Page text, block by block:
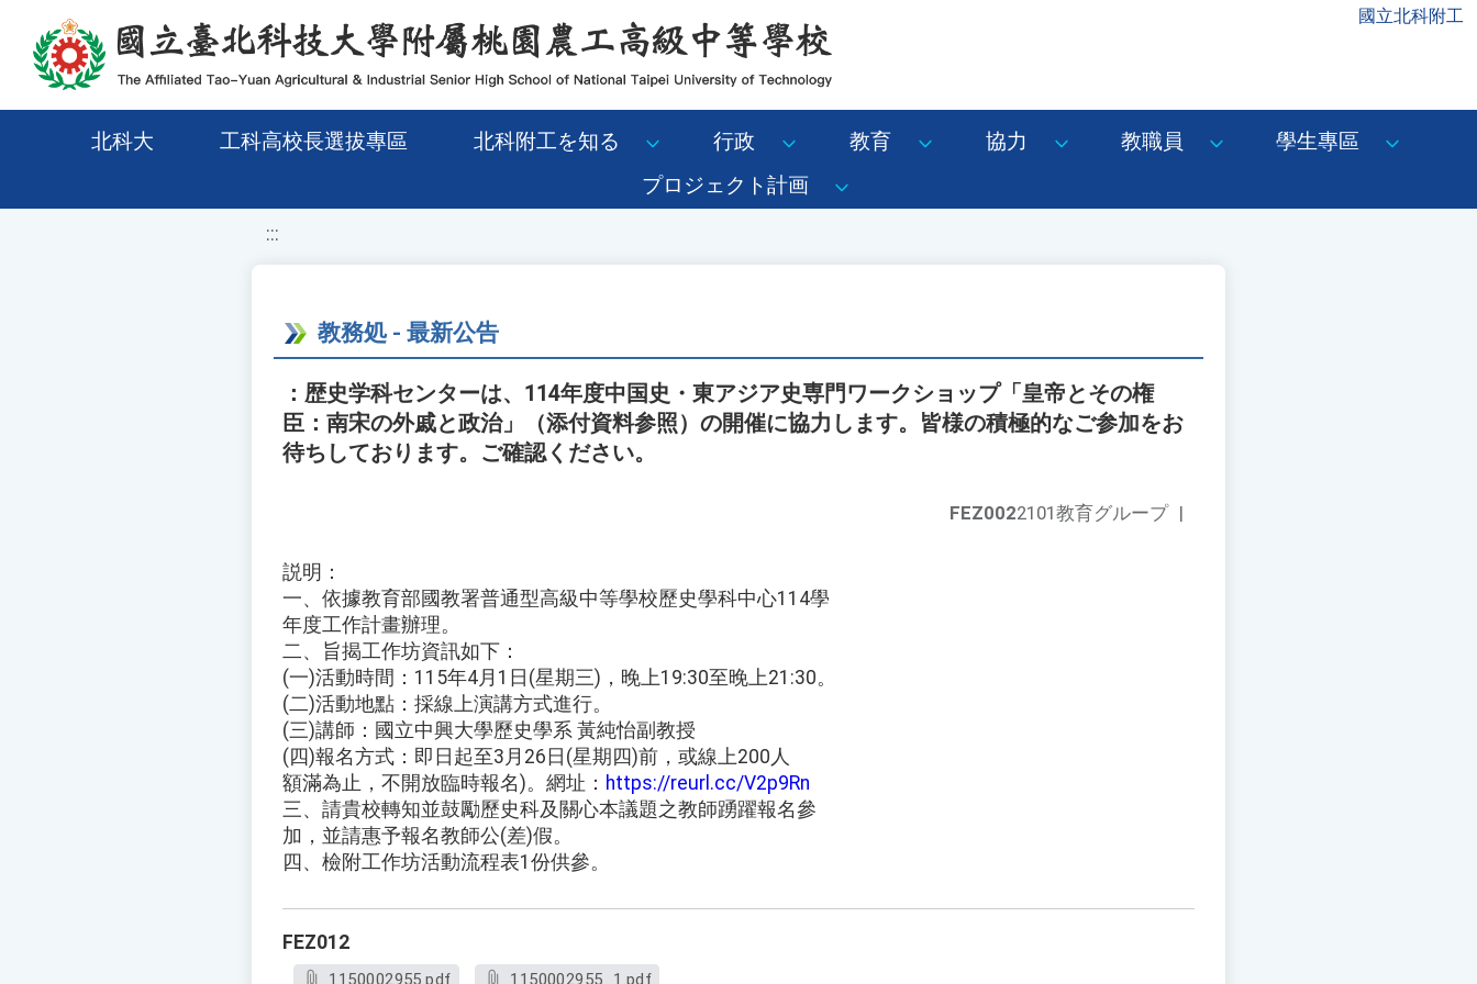
移至網頁之主要內容區位置 國立北科附工
北科大 工科高校長選拔專區 北科附工を知る 行政 教育 協力 教職員
學生專區
プロジェクト計画
:::
教務処 - 最新公告
：歴史学科センターは、114年度中国史・東アジア史専門ワークショップ「皇帝とその権
臣：南宋の外戚と政治」（添付資料参照）の開催に協力します。皆様の積極的なご参加をお
待ちしております。ご確認ください。
FEZ0022101教育グループ |
説明：
一、依據教育部國教署普通型高級中等學校歷史學科中心114學
年度工作計畫辦理。
二、旨揭工作坊資訊如下：
(一)活動時間：115年4月1日(星期三)，晚上19:30至晚上21:30。
(二)活動地點：採線上演講方式進行。
(三)講師：國立中興大學歷史學系 黃純怡副教授
(四)報名方式：即日起至3月26日(星期四)前，或線上200人
額滿為止，不開放臨時報名)。網址： https://reurl.cc/V2p9Rn
三、請貴校轉知並鼓勵歷史科及關心本議題之教師踴躍報名參
加，並請惠予報名教師公(差)假。
四、檢附工作坊活動流程表1份供參。
FEZ012
1150002955.pdf 1150002955_1.pdf